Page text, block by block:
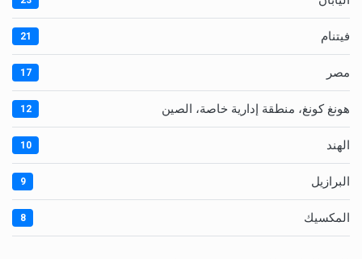
فيتنام 21
مصر 17
هونغ كونغ، منطقة إدارية خاصة، الصين 12
الهند 10
البرازيل 9
المكسيك 8